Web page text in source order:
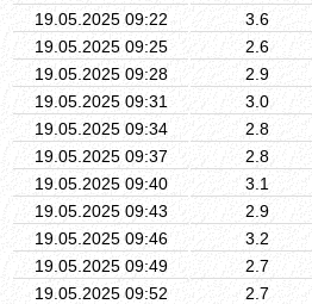
19.05.2025 09:22
3.6
19.05.2025 09:25
2.6
19.05.2025 09:28
2.9
19.05.2025 09:31
3.0
19.05.2025 09:34
2.8
19.05.2025 09:37
2.8
19.05.2025 09:40
3.1
19.05.2025 09:43
2.9
19.05.2025 09:46
3.2
19.05.2025 09:49
2.7
19.05.2025 09:52
2.7